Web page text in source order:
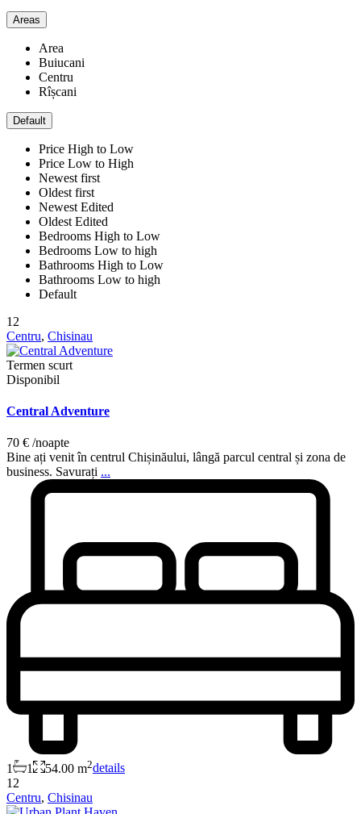
Areas
Area
Buiucani
Centru
Rîșcani
Default
Price High to Low
Price Low to High
Newest first
Oldest first
Newest Edited
Oldest Edited
Bedrooms High to Low
Bedrooms Low to high
Bathrooms High to Low
Bathrooms Low to high
Default
12
Centru, Chisinau
Termen scurt
Disponibil
Central Adventure
70 € /noapte
Bine ați venit în centrul Chișinăului, lângă parcul central și zona de
business. Savurați ...
1 1 54.00 m2details
12
Centru, Chisinau